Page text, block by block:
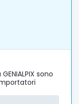
sono